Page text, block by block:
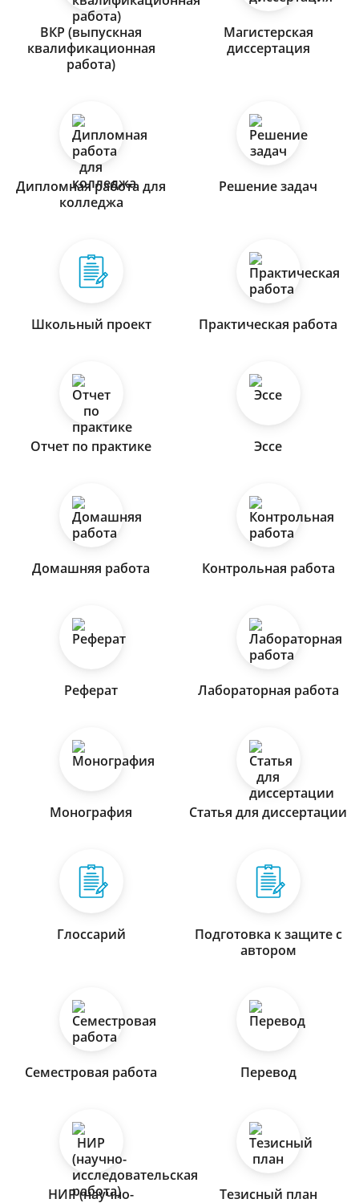
ВКР (выпускная
квалификационная
работа)
Магистерская
диссертация
Дипломная работа для
колледжа
Решение задач
Школьный проект Практическая работа
Отчет по практике Эссе
Домашняя работа Контрольная работа
Реферат Лабораторная работа
Монография Статья для диссертации
Глоссарий
Подготовка к защите с
автором
Семестровая работа Перевод
НИР (научно-
Тезисный план